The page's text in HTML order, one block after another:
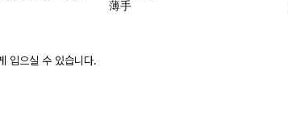
薄手
입으실 수 있습니다.